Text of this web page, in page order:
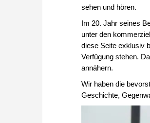
sehen und hören.
Im 20. Jahr seines
unter den
diese Seite exklusiv
Verfügung stehen.
annähern.
Wir haben die
Geschichte,